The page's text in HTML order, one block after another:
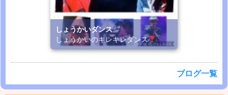
しょうかいダンス
しょうかいのキレキレダンス
ブログ一覧